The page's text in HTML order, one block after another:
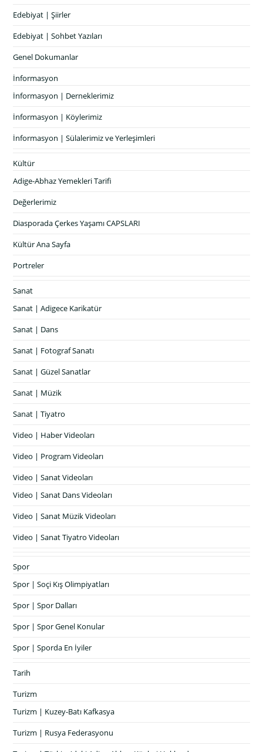
Edebiyat | Şiirler
Edebiyat | Sohbet Yazıları
Genel Dokumanlar
İnformasyon
İnformasyon | Derneklerimiz
İnformasyon | Köylerimiz
İnformasyon | Sülalerimiz ve Yerleşimleri
Kültür
Adige-Abhaz Yemekleri Tarifi
Değerlerimiz
Diasporada Çerkes Yaşamı CAPSLARI
Kültür Ana Sayfa
Portreler
Sanat
Sanat | Adigece Karikatür
Sanat | Dans
Sanat | Fotograf Sanatı
Sanat | Güzel Sanatlar
Sanat | Müzik
Sanat | Tiyatro
Video | Haber Videoları
Video | Program Videoları
Video | Sanat Videoları
Video | Sanat Dans Videoları
Video | Sanat Müzik Videoları
Video | Sanat Tiyatro Videoları
Spor
Spor | Soçi Kış Olimpiyatları
Spor | Spor Dalları
Spor | Spor Genel Konular
Spor | Sporda En İyiler
Tarih
Turizm
Turizm | Kuzey-Batı Kafkasya
Turizm | Rusya Federasyonu